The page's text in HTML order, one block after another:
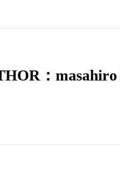
：